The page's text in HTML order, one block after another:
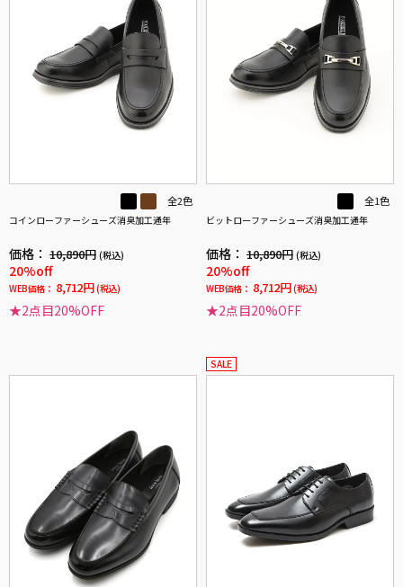
全2色
コインローファーシューズ消臭加工通年
価格： 10,890円 (税込)
20%off
WEB価格： 8,712円 (税込)
★2点目20%OFF
全1色
ビットローファーシューズ消臭加工通年
価格： 10,890円 (税込)
20%off
WEB価格： 8,712円 (税込)
★2点目20%OFF
SALE